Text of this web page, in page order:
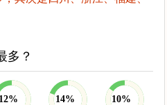
多？
12% 14% 10%